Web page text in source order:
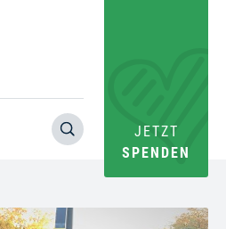
JETZT
SPENDEN